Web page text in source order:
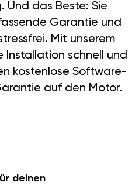
Und das Beste: Sie
Garantie und
Mit unserem
Installation schnell und
kostenlose Software-
auf den Motor.
deinen